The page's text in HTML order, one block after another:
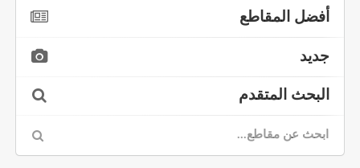
أفضل المقاطع
جديد
البحث المتقدم